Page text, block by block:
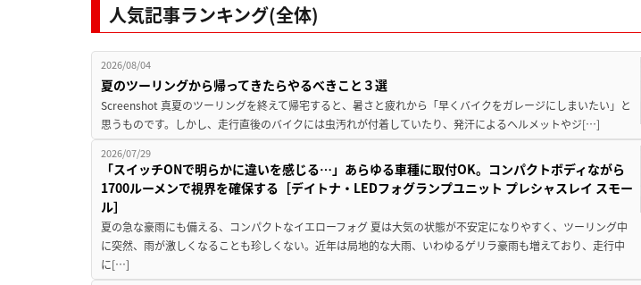
人気記事ランキング(全体)
2026/08/04
夏のツーリングから帰ってきたらやるべきこと３選
Screenshot 真夏のツーリングを終えて帰宅すると、暑さと疲れから「早くバイクをガレージにしまいたい」と
思うものです。しかし、走行直後のバイクには虫汚れが付着していたり、発汗によるヘルメットやジ[…]
2026/07/29
「スイッチONで明らかに違いを感じる…」あらゆる車種に取付OK。コンパクトボディながら
1700ルーメンで視界を確保する［デイトナ・LEDフォグランプユニット プレシャスレイ スモー
ル］
夏の急な豪雨にも備える、コンパクトなイエローフォグ 夏は大気の状態が不安定になりやすく、ツーリング中
に突然、雨が激しくなることも珍しくない。近年は局地的な大雨、いわゆるゲリラ豪雨も増えており、走行中
に[…]